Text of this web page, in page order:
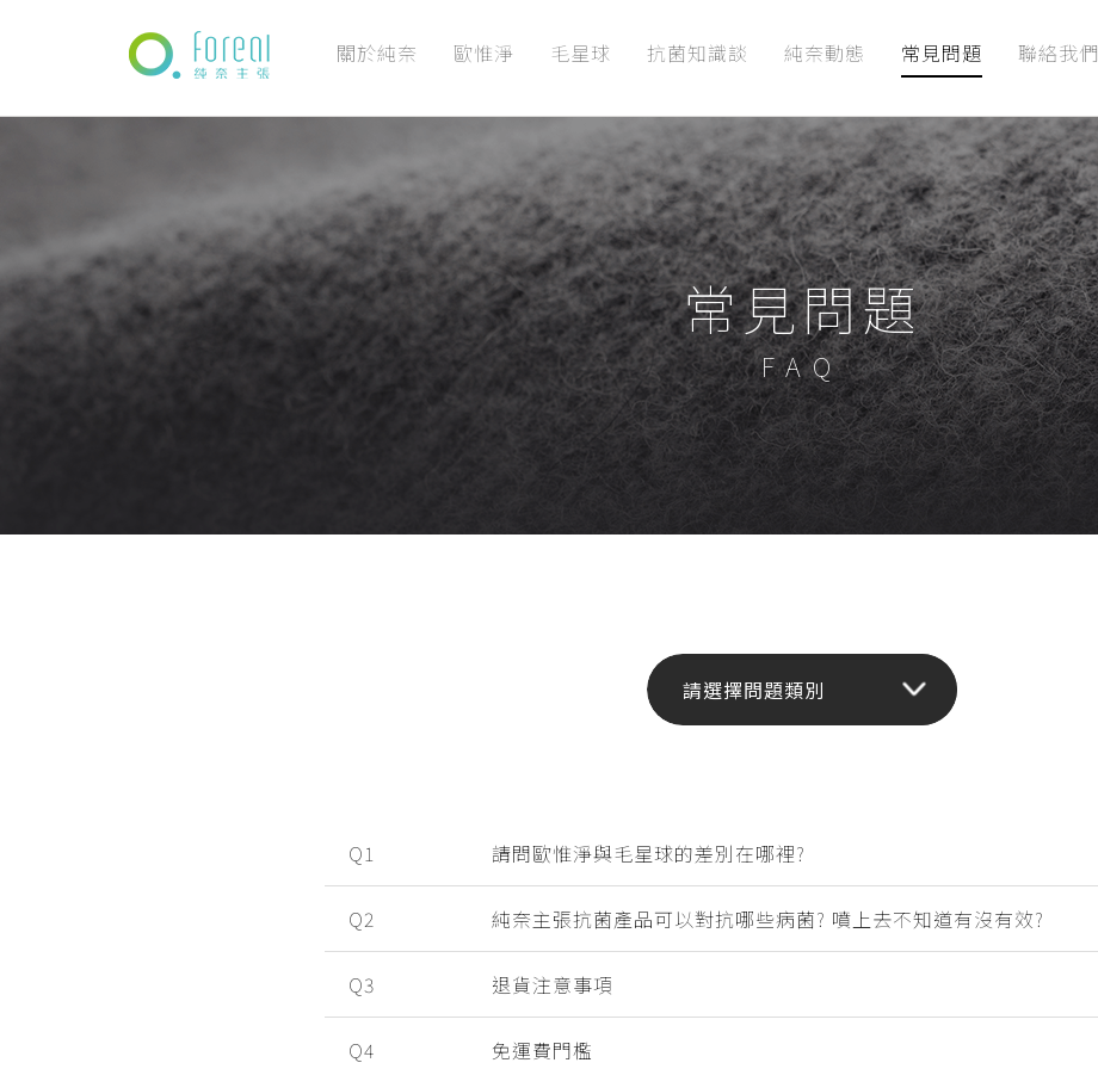
關於純奈 歐惟淨 毛星球 抗菌知識談 純奈動態 常見問題 聯絡我們
常見問題
FAQ
Q1 請問歐惟淨與毛星球的差別在哪裡?
Q2 純奈主張抗菌產品可以對抗哪些病菌? 噴上去不知道有沒有效?
Q3 退貨注意事項
Q4 免運費門檻